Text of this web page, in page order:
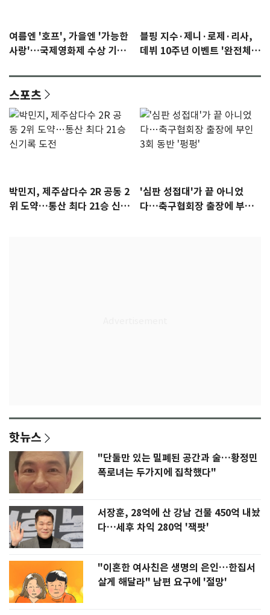
여름엔 '호프', 가을엔 '가능한
사랑'…국제영화제 수상 기대
블핑 지수·제니·로제·리사,
데뷔 10주년 이벤트 '완전체'
스포츠
박민지, 제주삼다수 2R 공동 2
위 도약…통산 최다 21승 신기
'심판 성접대'가 끝 아니었
다…축구협회장 출장에 부인
핫뉴스
"단둘만 있는 밀폐된 공간과 술…황정민
폭로녀는 두가지에 집착했다"
서장훈, 28억에 산 강남 건물 450억 내놨
다…세후 차익 280억 '잭팟'
"이혼한 여사친은 생명의 은인…한집서
살게 해달라" 남편 요구에 '절망'